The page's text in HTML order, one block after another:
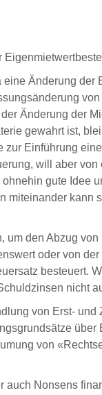
Änderung der
Änderung der
gewahrt ist,
Einführung
will aber von
gute Idee
miteinander kann
um den Abzug
oder von
besteuert.
nicht
von Erst-
über
von
Nonsens